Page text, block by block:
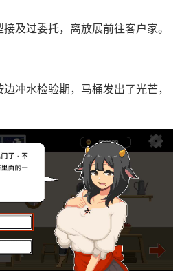
及过委托，离放展前往客户家。
冲水检验期，马桶发出了光芒，